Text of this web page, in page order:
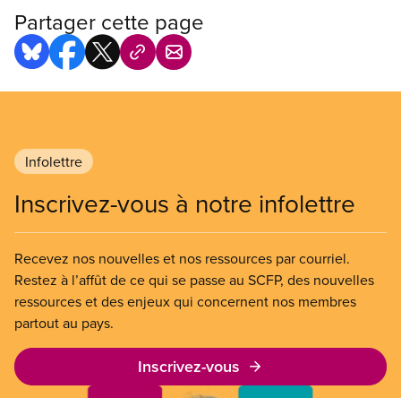
Partager cette page
Infolettre
Inscrivez-vous à notre infolettre
Recevez nos nouvelles et nos ressources par courriel.
Restez à l’affût de ce qui se passe au SCFP, des nouvelles
ressources et des enjeux qui concernent nos membres
partout au pays.
Inscrivez-vous